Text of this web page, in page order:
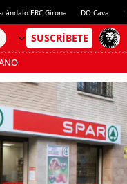
ERC Girona DO Cava